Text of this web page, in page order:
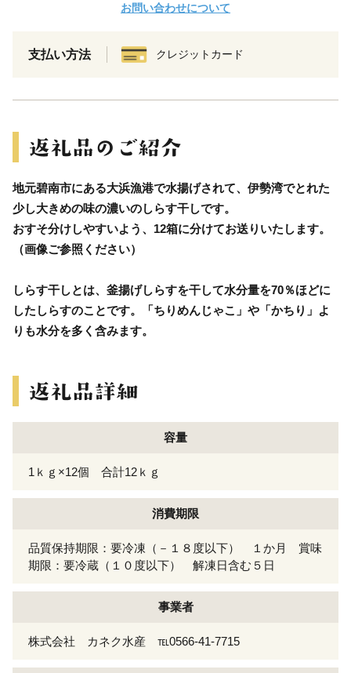
お問い合わせについて
支払い方法 クレジットカード
地元碧南市にある大浜漁港で水揚げされて、伊勢湾でとれた
少し大きめの味の濃いのしらす干しです。
おすそ分けしやすいよう、12箱に分けてお送りいたします。
（画像ご参照ください）
しらす干しとは、釜揚げしらすを干して水分量を70％ほどに
したしらすのことです。「ちりめんじゃこ」や「かちり」よ
りも水分を多く含みます。
容量
1ｋｇ×12個 合計12ｋｇ
消費期限
品質保持期限：要冷凍（－１８度以下） １か月 賞味
期限：要冷蔵（１０度以下） 解凍日含む５日
事業者
株式会社 カネク水産 ℡0566-41-7715